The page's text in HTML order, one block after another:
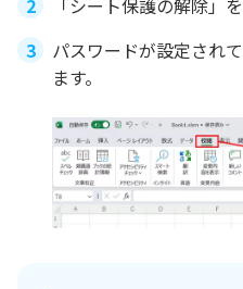
「シート保護の解除」
パスワードが設定され
ます。